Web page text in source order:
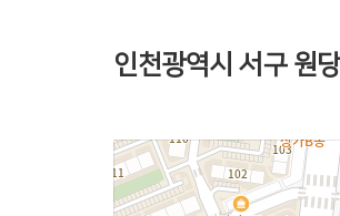
인천광역시 서구 원